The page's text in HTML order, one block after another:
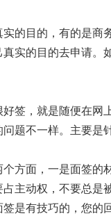
实的目的，有的是
实的目的去申请。
签，就是随便在网
题不一样。主要是
方面，一是面签的
主动权，不要总
是有技巧的，您的